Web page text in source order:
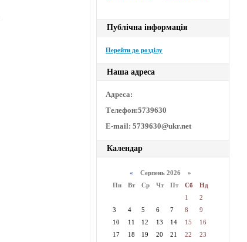
Публічна інформація
Перейти до розділу
Наша адреса
Адреса:
Телефон:5739630
E-mail: 5739630@ukr.net
Календар
« Серпень 2026 »
Пн
Вт Ср Чт Пт Сб
Нд
1
2
3
4 5 6 7 8
9
10
11 12 13 14 15
16
17
18 19 20 21 22
23